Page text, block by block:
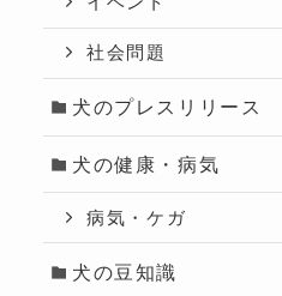
社会問題
犬のプレスリリース
犬の健康・病気
病気・ケガ
犬の豆知識